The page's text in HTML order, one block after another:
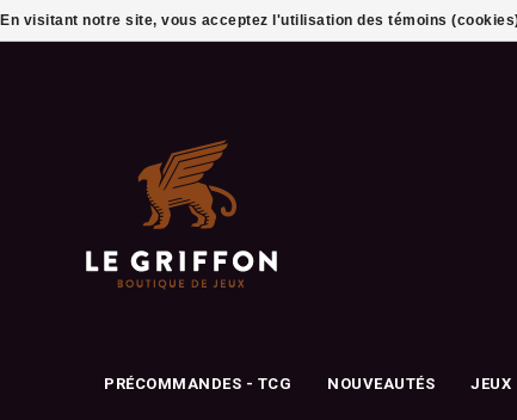
PRÉCOMMANDES - TCG NOUVEAUTÉS JEUX
En visitant notre site, vous acceptez l'utilisation des témoins